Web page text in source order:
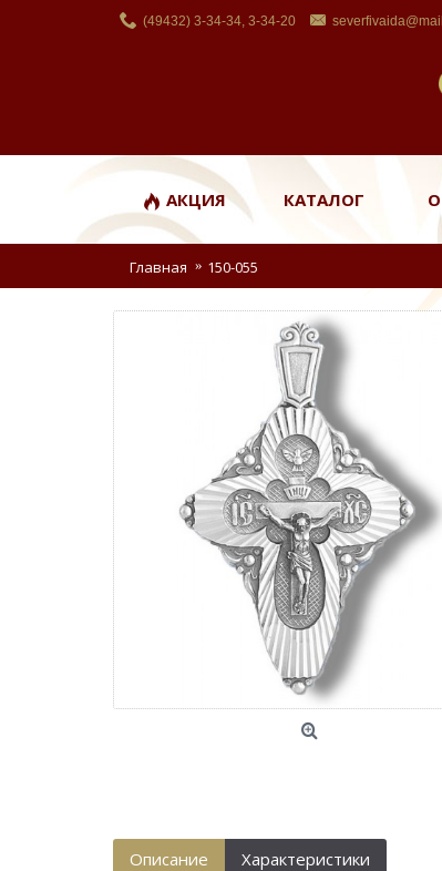
(49432) 3-34-34, 3-34-20
АКЦИЯ КАТАЛОГ
Главная 150-055
Описание Характеристики